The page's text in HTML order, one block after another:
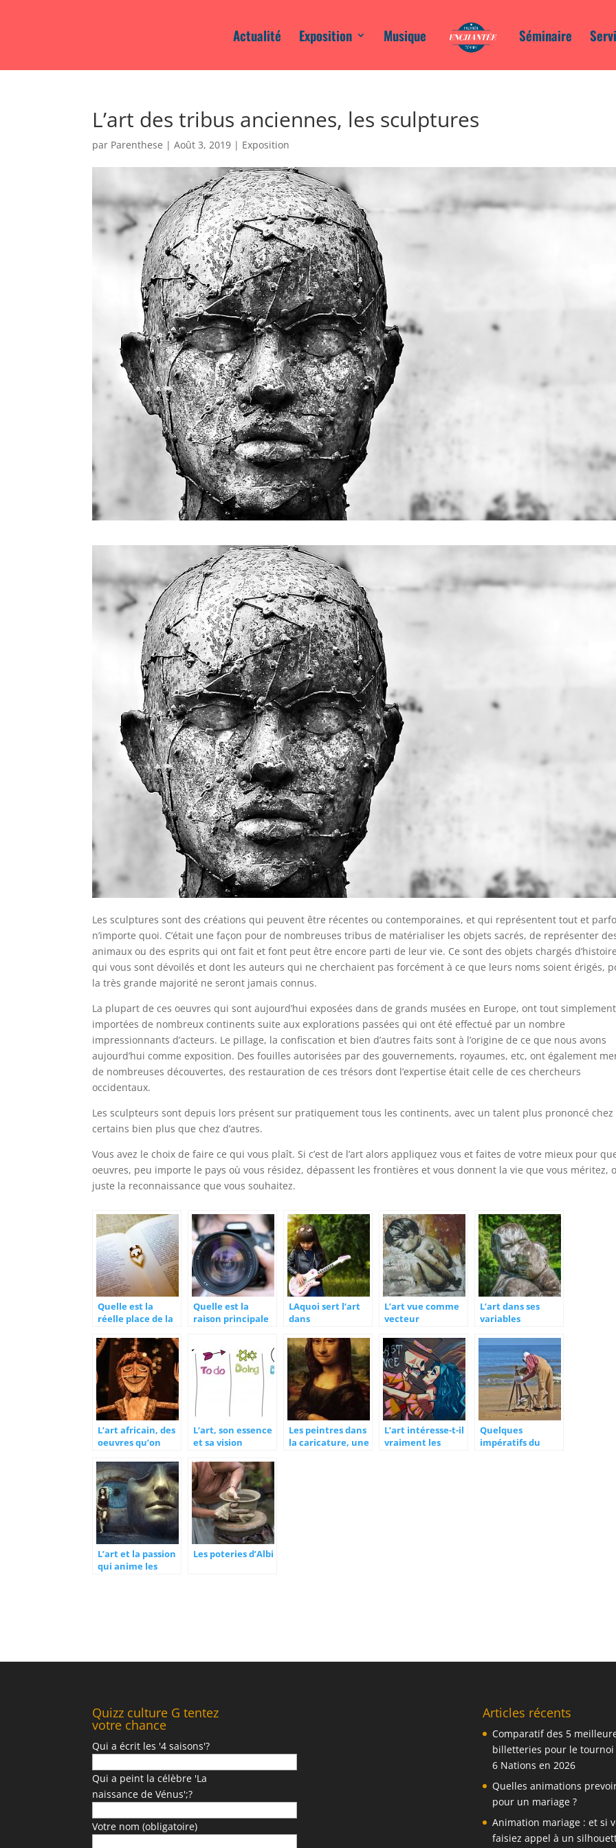
Actualité Exposition Musique Séminaire
L’art des tribus anciennes, les sculptures
par Parenthese |Août 3, 2019 | Exposition
Les sculptures sont des créations qui peuvent être récentes ou contemporaines, et qui représentent tout et
n’importe quoi. C’était une façon pour de nombreuses tribus de matérialiser les objets sacrés, de représenter
animaux ou des esprits qui ont fait et font peut être encore parti de leur vie. Ce sont des objets chargés
qui vous sont dévoilés et dont les auteurs qui ne cherchaient pas forcément à ce que leurs noms soient érigés,
la très grande majorité ne seront jamais connus.
La plupart de ces oeuvres qui sont aujourd’hui exposées dans de grands musées en Europe, ont tout
importées de nombreux continents suite aux explorations passées qui ont été effectué par un nombre
impressionnants d’acteurs. Le pillage, la confiscation et bien d’autres faits sont à l’origine de ce que nous avons
aujourd’hui comme exposition. Des fouilles autorisées par des gouvernements, royaumes, etc, ont également
de nombreuses découvertes, des restauration de ces trésors dont l’expertise était celle de ces chercheurs
occidentaux.
Les sculpteurs sont depuis lors présent sur pratiquement tous les continents, avec un talent plus prononcé chez
certains bien plus que chez d’autres.
Vous avez le choix de faire ce qui vous plaît. Si c’est de l’art alors appliquez vous et faites de votre mieux pour
oeuvres, peu importe le pays où vous résidez, dépassent les frontières et vous donnent la vie que vous méritez,
juste la reconnaissance que vous souhaitez.
Quelle est la
réelle place de la
monde de l’art
actuel ?
Quelle est la
raison principale
photographique ?
LAquoi sert l’art
dans
L’art vue comme
vecteur
sociaux-
culturelles
L’art dans ses
variables
L’art africain, des
oeuvres qu’on
L’art, son essence
et sa vision
Les peintres dans
la caricature, une
L’art intéresse-t-il
vraiment les
Quelques
impératifs du
L’art et la passion
qui anime les
Les poteries d’Albi
Quizz culture G tentez
votre chance
Qui a écrit les '4 saisons'?
Qui a peint la célèbre 'La
naissance de Vénus';?
Votre nom (obligatoire)
Articles récents
Comparatif des 5
billetteries pour le tournoi
6 Nations en 2026
Quelles animations
pour un mariage ?
Animation mariage : et si
faisiez appel à un